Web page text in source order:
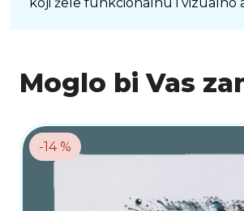
Moglo bi Vas
-14 %